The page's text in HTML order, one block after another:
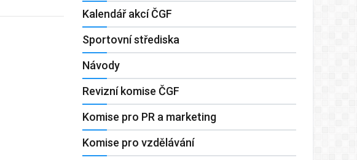
Kalendář akcí ČGF
Sportovní střediska
Návody
Revizní komise ČGF
Komise pro PR a marketing
Komise pro vzdělávání